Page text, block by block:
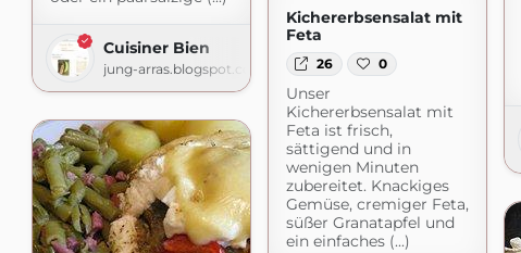
Cuisiner Bien
jung-arras.blogspot.com
Kichererbsensalat mit
Feta
26 0
Unser
Kichererbsensalat mit
Feta ist frisch,
sättigend und in
wenigen Minuten
zubereitet. Knackiges
Gemüse, cremiger Feta,
süßer Granatapfel und
ein einfaches (...)